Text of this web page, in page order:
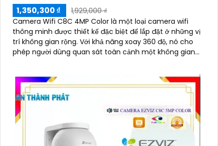
1,350,300 ₫
1,929,000 ₫
Camera Wifi C8C 4MP Color là một loại camera wifi
thông minh được thiết kế đặc biệt để lắp đặt ở những vị
trí không gian rộng. Với khả năng xoay 360 độ, nó cho
phép người dùng quan sát toàn cảnh một không gian